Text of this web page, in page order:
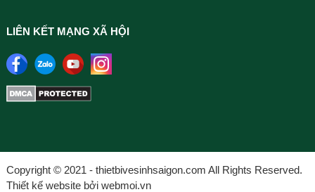
LIÊN KẾT MẠNG XÃ HỘI
Copyright © 2021 - thietbivesinhsaigon.com All Rights Reserved.
Thiết kế website bởi webmoi.vn